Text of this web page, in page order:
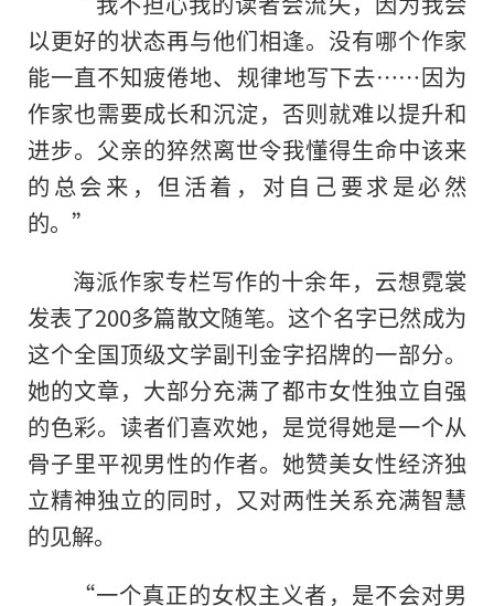
以更好的状态再与他们相逢。没有哪个作家
能一直不知疲倦地、规律地写下去……因为
作家也需要成长和沉淀，否则就难以提升和
进步。父亲的猝然离世令我懂得生命中该来
的总会来，但活着，对自己要求是必然
的。”
海派作家专栏写作的十余年，云想霓裳
发表了200多篇散文随笔。这个名字已然成为
这个全国顶级文学副刊金字招牌的一部分。
她的文章，大部分充满了都市女性独立自强
的色彩。读者们喜欢她，是觉得她是一个从
骨子里平视男性的作者。她赞美女性经济独
立精神独立的同时，又对两性关系充满智慧
的见解。
“一个真正的女权主义者，是不会对男